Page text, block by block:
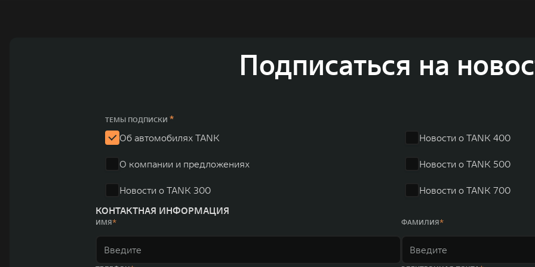
Подписаться на
ТЕМЫ ПОДПИСКИ *
Об автомобилях TANK
О компании и предложениях
Новости о TANK 300
Новости о TANK 400
Новости о TANK 500
Новости о TANK 700
КОНТАКТНАЯ ИНФОРМАЦИЯ
ИМЯ ФАМИЛИЯ